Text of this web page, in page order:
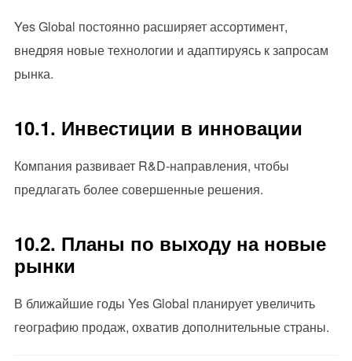
Yes Global постоянно расширяет ассортимент,
внедряя новые технологии и адаптируясь к запросам
рынка.
10.1. Инвестиции в инновации
Компания развивает R&D-направления, чтобы
предлагать более совершенные решения.
10.2. Планы по выходу на новые
рынки
В ближайшие годы Yes Global планирует увеличить
географию продаж, охватив дополнительные страны.